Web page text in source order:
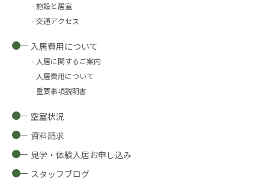
施設と居室
交通アクセス
入居費用について
入居に関するご案内
入居費用について
重要事項説明書
空室状況
資料請求
見学・体験入居お申し込み
スタッフブログ